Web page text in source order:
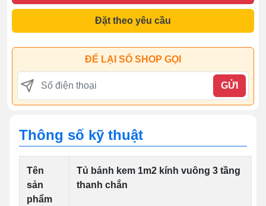
Đặt theo yêu cầu
ĐỂ LẠI SỐ SHOP GỌI
GỬI
Thông số kỹ thuật
Tên
sản
phẩm
Tủ bánh kem 1m2 kính vuông 3 tầng
thanh chắn